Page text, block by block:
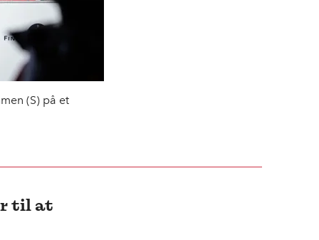
(S) på et
til at